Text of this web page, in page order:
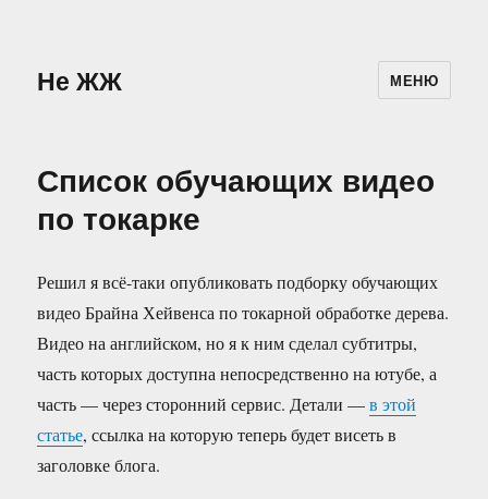
Не ЖЖ МЕНЮ
Список обучающих видео
по токарке
Решил я всё-таки опубликовать подборку обучающих
видео Брайна Хейвенса по токарной обработке дерева.
Видео на английском, но я к ним сделал субтитры,
часть которых доступна непосредственно на ютубе, а
часть — через сторонний сервис. Детали —в этой
статье, ссылка на которую теперь будет висеть в
заголовке блога.